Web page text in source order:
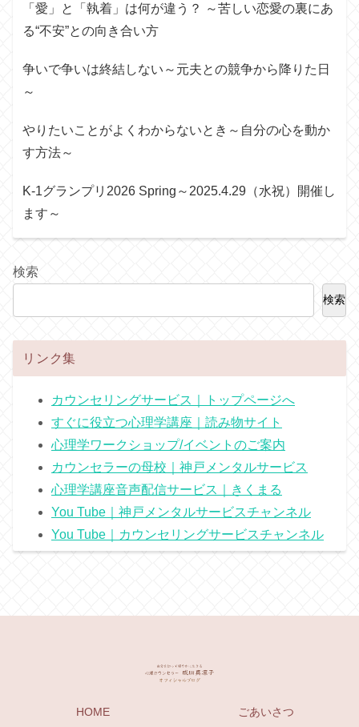
「愛」と「執着」は何が違う？ ～苦しい恋愛の裏にあ
る“不安”との向き合い方
争いで争いは終結しない～元夫との競争から降りた日
～
やりたいことがよくわからないとき～自分の心を動か
す方法～
K-1グランプリ2026 Spring～2025.4.29（水祝）開催し
ます～
検索
検索
リンク集
カウンセリングサービス｜トップページへ
すぐに役立つ心理学講座｜読み物サイト
心理学ワークショップ/イベントのご案内
カウンセラーの母校｜神戸メンタルサービス
心理学講座音声配信サービス｜きくまる
You Tube｜神戸メンタルサービスチャンネル
You Tube｜カウンセリングサービスチャンネル
HOME ごあいさつ